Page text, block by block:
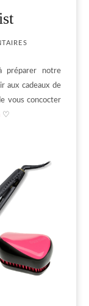
préparer notre
aux cadeaux de
vous concocter
♡